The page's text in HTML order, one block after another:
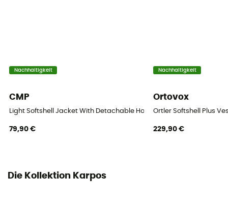
Nachhaltigkeit
CMP
Light Softshell Jacket With Detachable Hood - Softshelljacke -
79,90 €
Nachhaltigkeit
Ortovox
Ortler Softshell Plus
229,90 €
Die Kollektion Karpos